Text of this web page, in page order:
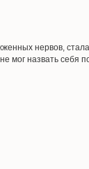
нервов,
мог назвать себя